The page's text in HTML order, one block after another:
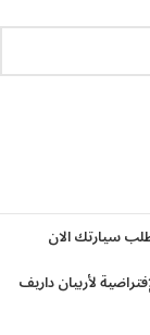
سيارتك الان
لأربيان داريف